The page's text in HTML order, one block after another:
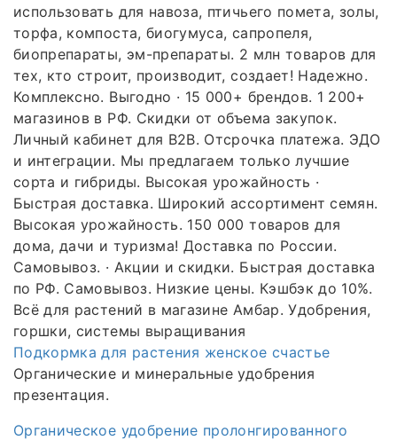
использовать для навоза, птичьего помета, золы,
торфа, компоста, биогумуса, сапропеля,
биопрепараты, эм-препараты. 2 млн товаров для
тех, кто строит, производит, создает! Надежно.
Комплексно. Выгодно · 15 000+ брендов. 1 200+
магазинов в РФ. Скидки от объема закупок.
Личный кабинет для B2B. Отсрочка платежа. ЭДО
и интеграции. Мы предлагаем только лучшие
сорта и гибриды. Высокая урожайность ·
Быстрая доставка. Широкий ассортимент семян.
Высокая урожайность. 150 000 товаров для
дома, дачи и туризма! Доставка по России.
Самовывоз. · Акции и скидки. Быстрая доставка
по РФ. Самовывоз. Низкие цены. Кэшбэк до 10%.
Всё для растений в магазине Амбар. Удобрения,
горшки, системы выращивания
Подкормка для растения женское счастье
Органические и минеральные удобрения
презентация.
Органическое удобрение пролонгированного